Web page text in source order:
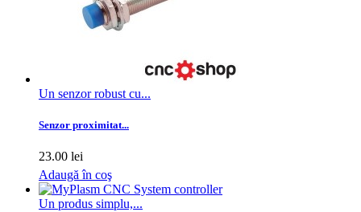
Un senzor robust cu...
Senzor proximitat...
23.00 lei
Adaugă în coş
Un produs simplu,...